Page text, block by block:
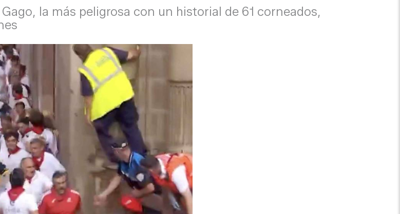
la más peligrosa con un historial de 61 corneados,